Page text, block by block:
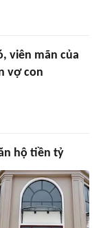
viên mãn của
vợ con
hộ tiền tỷ